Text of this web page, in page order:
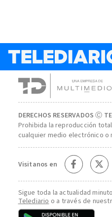
DERECHOS RESERVADOS Ⓒ
Prohibida la reproducción
cualquier medio electrónico o
Visitanos en
Sigue toda la actualidad
Telediario o a través de